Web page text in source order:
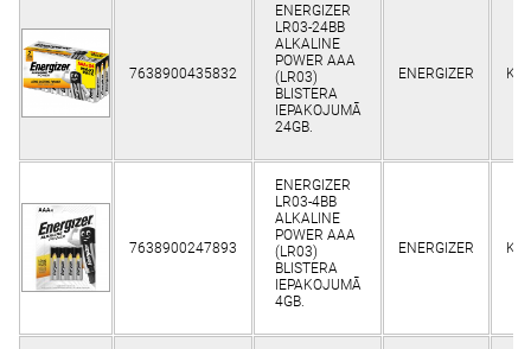
7638900435832
ENERGIZER
LR03-24BB
ALKALINE
POWER AAA
(LR03)
BLISTERA
IEPAKOJUMĀ
24GB.
ENERGIZER
7638900247893
ENERGIZER
LR03-4BB
ALKALINE
POWER AAA
(LR03)
BLISTERA
IEPAKOJUMĀ
4GB.
ENERGIZER